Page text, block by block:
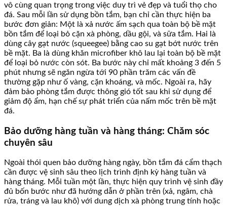
vô cùng quan trọng trong việc duy trì vẻ đẹp và tuổi thọ cho
đá. Sau mỗi lần sử dụng bồn tắm, bạn chỉ cần thực hiện ba
bước đơn giản: Một là xả nước ấm sạch qua toàn bộ bề mặt
bồn tắm để loại bỏ cặn xà phòng, dầu gội, và sữa tắm. Hai là
dùng cây gạt nước (squeegee) bằng cao su gạt bớt nước trên
bề mặt. Ba là dùng khăn microfiber khô lau lại toàn bộ bề mặt
để loại bỏ nước còn sót. Ba bước này chỉ mất khoảng 3 đến 5
phút nhưng sẽ ngăn ngừa tới 90 phần trăm các vấn đề
thường gặp như ố vàng, cặn khoáng, và mốc. Ngoài ra, hãy
đảm bảo phòng tắm được thông gió tốt sau khi sử dụng để
giảm độ ẩm, hạn chế sự phát triển của nấm mốc trên bề mặt
đá.
Bảo dưỡng hàng tuần và hàng tháng: Chăm sóc
chuyên sâu
Ngoài thói quen bảo dưỡng hàng ngày, bồn tắm đá cẩm thạch
cần được vệ sinh sâu theo lịch trình định kỳ hàng tuần và
hàng tháng. Mỗi tuần một lần, thực hiện quy trình vệ sinh đầy
đủ bốn bước như đã hướng dẫn ở phần trên (xả, ngâm, chà
rửa, tráng và lau khô) với dung dịch xà phòng trung tính hoặc